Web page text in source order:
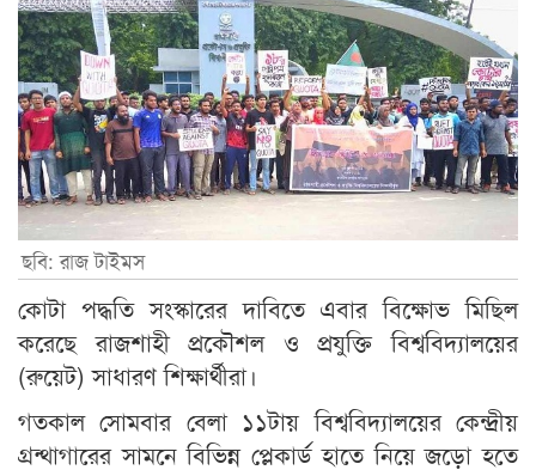
ছবি: রাজ টাইমস
কোটা পদ্ধতি সংস্কারের দাবিতে এবার বিক্ষোভ মিছিল
করেছে রাজশাহী প্রকৌশল ও প্রযুক্তি বিশ্ববিদ্যালয়ের
(রুয়েট) সাধারণ শিক্ষার্থীরা।
গতকাল সোমবার বেলা ১১টায় বিশ্ববিদ্যালয়ের কেন্দ্রীয়
গ্রন্থাগারের সামনে বিভিন্ন প্লেকার্ড হাতে নিয়ে জড়ো হতে